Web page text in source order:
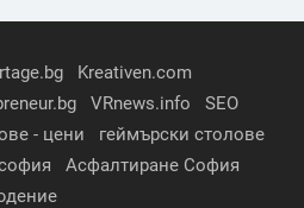
Kreativen.com
VRnews.info
SEO
- цени
геймърски столове
Асфалтиране София